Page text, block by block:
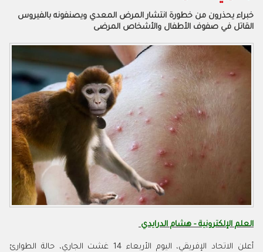
خبراء يحذرون من خطورة انتشار المرض المعدي ويصنفونه بالفيروس
القاتل في صفوف الأطفال والأشخاص المرضى
العلم الإلكترونية - هشام الدرايدي
أعلن الاتحاد الإفريقي، اليوم الأربعاء 14 غشت الجاري، حالة الطوارئ